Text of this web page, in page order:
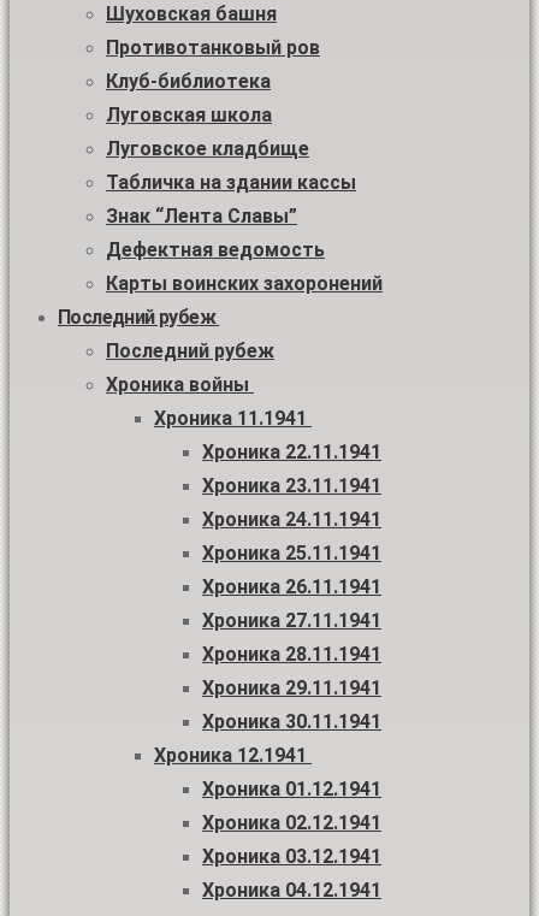
Шуховская башня
Противотанковый ров
Клуб-библиотека
Луговская школа
Луговское кладбище
Табличка на здании кассы
Знак “Лента Славы”
Дефектная ведомость
Карты воинских захоронений
Последний рубеж
Последний рубеж
Хроника войны
Хроника 11.1941
Хроника 22.11.1941
Хроника 23.11.1941
Хроника 24.11.1941
Хроника 25.11.1941
Хроника 26.11.1941
Хроника 27.11.1941
Хроника 28.11.1941
Хроника 29.11.1941
Хроника 30.11.1941
Хроника 12.1941
Хроника 01.12.1941
Хроника 02.12.1941
Хроника 03.12.1941
Хроника 04.12.1941